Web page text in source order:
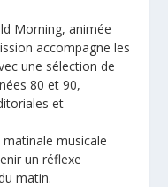
Morning, animée
accompagne les
une sélection de
80 et 90,
et
matinale musicale
un réflexe
matin.